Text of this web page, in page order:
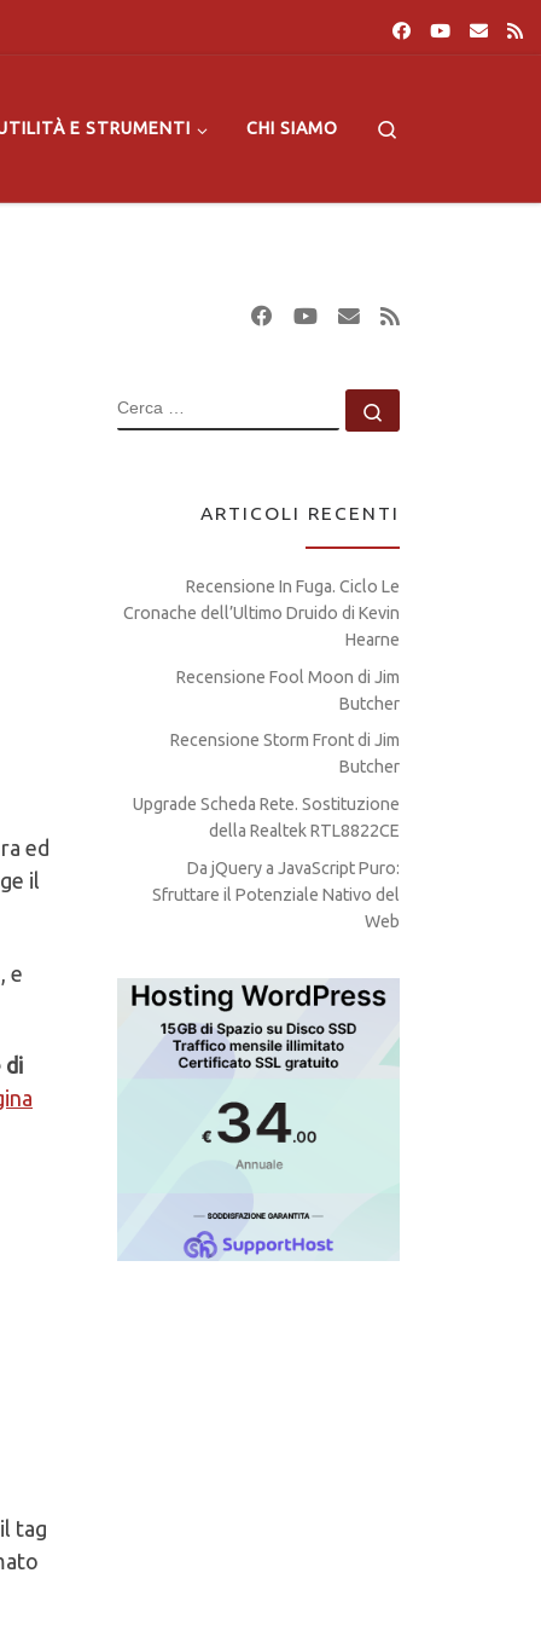
E STRUMENTI CHI SIAMO
ed
il
e
di
tag
CERCA
ARTICOLI RECENTI
Recensione In Fuga. Ciclo Le
Cronache dell’Ultimo Druido di Kevin
Hearne
Recensione Fool Moon di Jim
Butcher
Recensione Storm Front di Jim
Butcher
Upgrade Scheda Rete. Sostituzione
della Realtek RTL8822CE
Da jQuery a JavaScript Puro:
Sfruttare il Potenziale Nativo del
Web